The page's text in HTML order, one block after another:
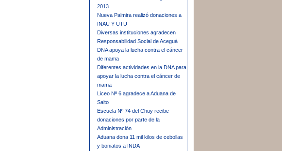
2013
Nueva Palmira realizó donaciones a
INAU Y UTU
Diversas instituciones agradecen
Responsabilidad Social de Aceguá
DNA apoya la lucha contra el cáncer
de mama
Diferentes actividades en la DNA para
apoyar la lucha contra el cáncer de
mama
Liceo Nº 6 agradece a Aduana de
Salto
Escuela Nº 74 del Chuy recibe
donaciones por parte de la
Administración
Aduana dona 11 mil kilos de cebollas
y boniatos a INDA